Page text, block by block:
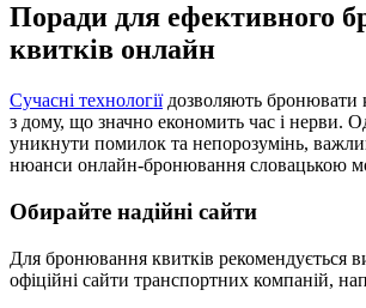
Поради для ефективного
квитків онлайн
Сучасні технологіїдозволяють бронювати
з дому, що значно економить час і нерви.
уникнути помилок та непорозумінь,
нюанси онлайн-бронювання словацькою
Обирайте надійні сайти
Для бронювання квитків рекомендується
офіційні сайти транспортних компаній,